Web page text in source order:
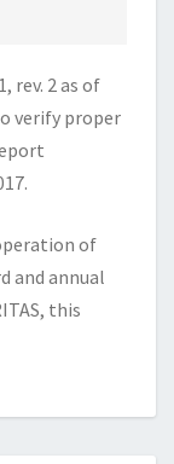
rev. 2 as of
verify proper
of
and annual
this